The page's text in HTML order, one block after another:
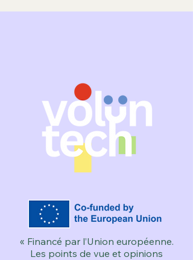
« Financé par l’Union européenne.
Les points de vue et opinions